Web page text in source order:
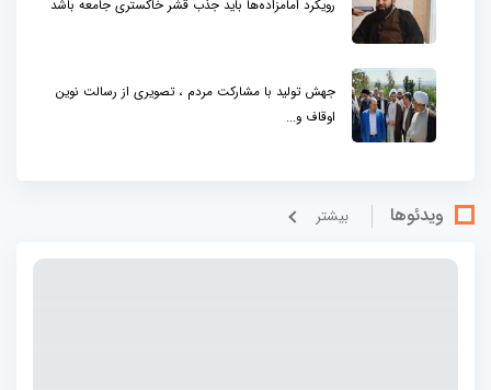
رویکرد امامزاده‌ها باید جذب قشر خاکستری جامعه باشد
جهش تولید با مشارکت مردم ، تصویری از رسالت نوین
اوقاف و...
ویدئوها بيشتر